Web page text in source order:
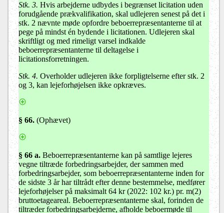
Stk. 3. Hvis arbejderne udbydes i begrænset licitation uden
forudgående prækvalifikation, skal udlejeren senest på det i
stk. 2 nævnte møde opfordre beboerrepræsentanterne til at
pege på mindst én bydende i licitationen. Udlejeren skal
skriftligt og med rimeligt varsel indkalde
beboerrepræsentanterne til deltagelse i
licitationsforretningen.
Stk. 4. Overholder udlejeren ikke forpligtelserne efter stk. 2
og 3, kan lejeforhøjelsen ikke opkræves.
§ 66. (Ophævet)
§ 66 a. Beboerrepræsentanterne kan på samtlige lejeres
vegne tiltræde forbedringsarbejder, der sammen med
forbedringsarbejder, som beboerrepræsentanterne inden for
de sidste 3 år har tiltrådt efter denne bestemmelse, medfører
lejeforhøjelser på maksimalt 64 kr (2022: 102 kr.) pr. m(2)
bruttoetageareal. Beboerrepræsentanterne skal, forinden de
tiltræder forbedringsarbejderne, afholde beboermøde til